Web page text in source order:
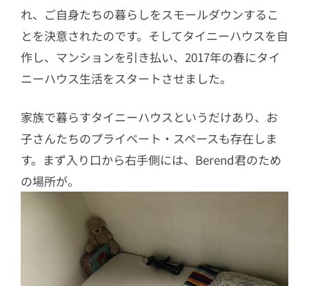
れ、ご自身たちの暮らしをスモールダウンするこ
とを決意されたのです。そしてタイニーハウスを自
作し、マンションを引き払い、2017年の春にタイ
ニーハウス生活をスタートさせました。
家族で暮らすタイニーハウスというだけあり、お
子さんたちのプライベート・スペースも存在しま
す。まず入り口から右手側には、Berend君のため
の場所が。